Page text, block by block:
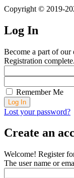
Copyright © 2019-
Log In
Become a part of our
Registration
Remember Me
Lost your password?
Create an
Welcome! Register
The user name or